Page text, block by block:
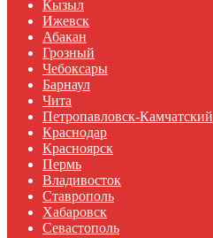
Кызыл
Ижевск
Абакан
Грозный
Чебоксары
Барнаул
Чита
Петропавловск-Камчатский
Краснодар
Красноярск
Пермь
Владивосток
Ставрополь
Хабаровск
Севастополь